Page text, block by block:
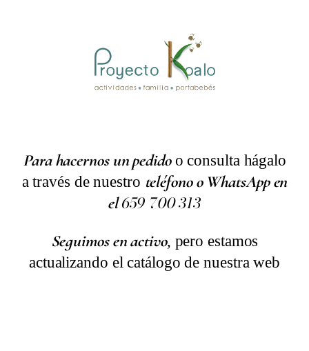
Para hacernos un pedidoo consulta hágalo
a través de nuestro teléfono o WhatsApp en
el659 700313
Seguimos en activo, pero estamos
actualizando el catálogo de nuestra web